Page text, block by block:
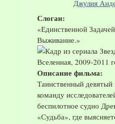
Джулия
Слоган:
«Единственной
Выживание.»
Описание фильма:
Таинственный
команду
беспилотное судно
«Судьба», где